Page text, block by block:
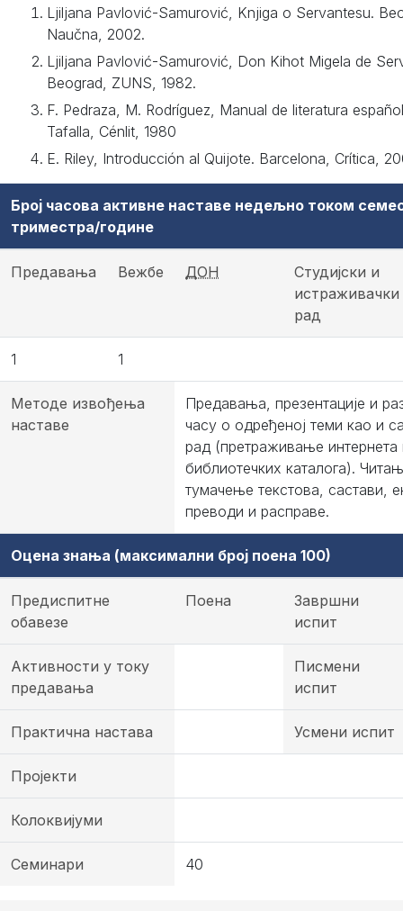
Ljiljana Pavlović-Samurović, Knjiga o Servantesu.
Naučna, 2002.
Ljiljana Pavlović-Samurović, Don Kihot Migela de
Beograd, ZUNS, 1982.
F. Pedraza, M. Rodríguez, Manual de literatura
Tafalla, Cénlit, 1980
E. Riley, Introducción al Quijote. Barcelona, Crítica,
Број часова активне наставе недељно током
триместра/године
Предавања Вежбе ДОН
Студијски и
истраживачки
рад
1 1
Методе извођења
наставе
Предавања, презентације и
часу о одређеној теми као и
рад (претраживање интернета
библиотечких каталога).
тумачење текстова, састави,
преводи и расправе.
Оцена знања (максимални број поена 100)
Предиспитне
обавезе
Поена
Завршни
испит
Активности у току
предавања
Писмени
испит
Практична настава Усмени испит
Пројекти
Колоквијуми
Семинари 40